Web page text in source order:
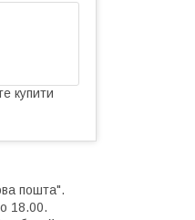
купити
пошта".
18.00.